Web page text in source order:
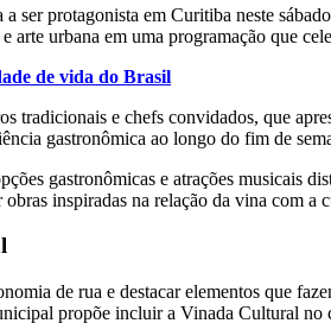
ser protagonista em Curitiba neste
arte urbana em uma programação que
de vida do Brasil
tradicionais e chefs convidados, que
gastronômica ao longo do fim de
gastronômicas e atrações musicais
inspiradas na relação da vina com a
de rua e destacar elementos que
propõe incluir a Vinada Cultural no